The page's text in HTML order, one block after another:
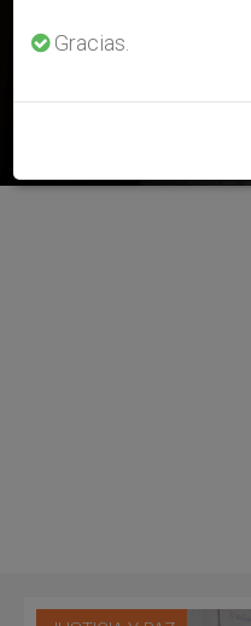
Llamamiento de Asia Bibi
Gracias.